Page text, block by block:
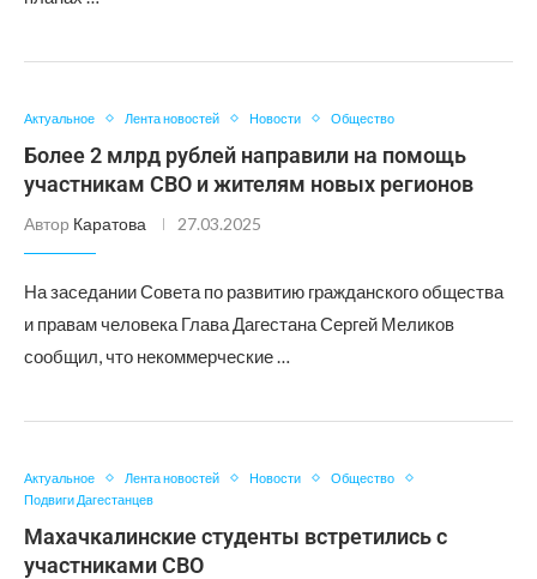
Актуальное Лента новостей Новости Общество
Более 2 млрд рублей направили на помощь
участникам СВО и жителям новых регионов
Автор Каратова 27.03.2025
На заседании Совета по развитию гражданского общества
и правам человека Глава Дагестана Сергей Меликов
сообщил, что некоммерческие …
Актуальное Лента новостей Новости
Общество
Подвиги Дагестанцев
Махачкалинские студенты встретились с
участниками СВО